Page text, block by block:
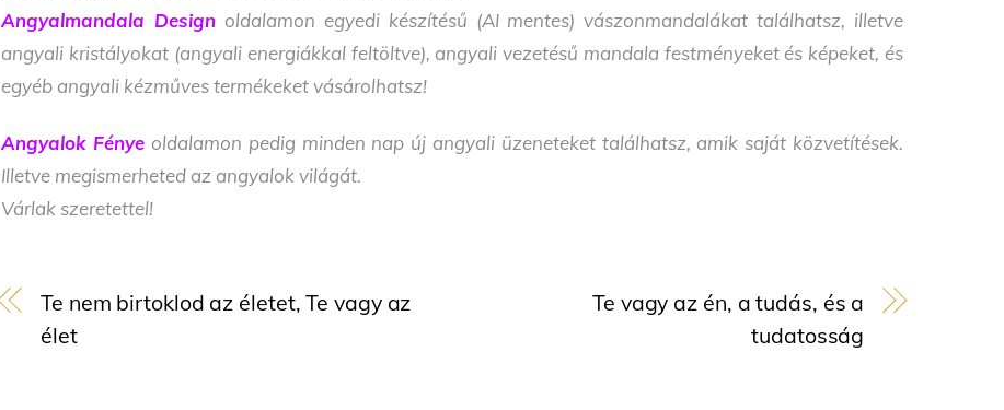
Angyalmandala Design oldalamon egyedi készítésű (AI mentes) vászonmandalákat találhatsz, illetve
angyali kristályokat (angyali energiákkal feltöltve), angyali vezetésű mandala festményeket és képeket, és
egyéb angyali kézműves termékeket vásárolhatsz!
Angyalok Fénye oldalamon pedig minden nap új angyali üzeneteket találhatsz, amik saját közvetítések.
Illetve megismerheted az angyalok világát.
Várlak szeretettel!
Te nem birtoklod az életet, Te vagy az
élet
Te vagy az én, a tudás, és a
tudatosság